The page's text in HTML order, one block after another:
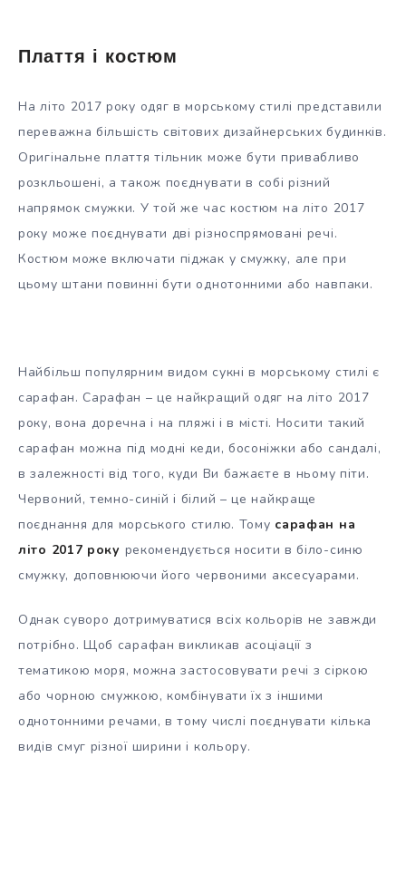
Плаття і костюм
На літо 2017 року одяг в морському стилі представили
переважна більшість світових дизайнерських будинків.
Оригінальне плаття тільник може бути привабливо
розкльошені, а також поєднувати в собі різний
напрямок смужки. У той же час костюм на літо 2017
року може поєднувати дві різноспрямовані речі.
Костюм може включати піджак у смужку, але при
цьому штани повинні бути однотонними або навпаки.
Найбільш популярним видом сукні в морському стилі є
сарафан. Сарафан – це найкращий одяг на літо 2017
року, вона доречна і на пляжі і в місті. Носити такий
сарафан можна під модні кеди, босоніжки або сандалі,
в залежності від того, куди Ви бажаєте в ньому піти.
Червоний, темно-синій і білий – це найкраще
поєднання для морського стилю. Тому сарафан на
літо 2017 року рекомендується носити в біло-синю
смужку, доповнюючи його червоними аксесуарами.
Однак суворо дотримуватися всіх кольорів не завжди
потрібно. Щоб сарафан викликав асоціації з
тематикою моря, можна застосовувати речі з сіркою
або чорною смужкою, комбінувати їх з іншими
однотонними речами, в тому числі поєднувати кілька
видів смуг різної ширини і кольору.